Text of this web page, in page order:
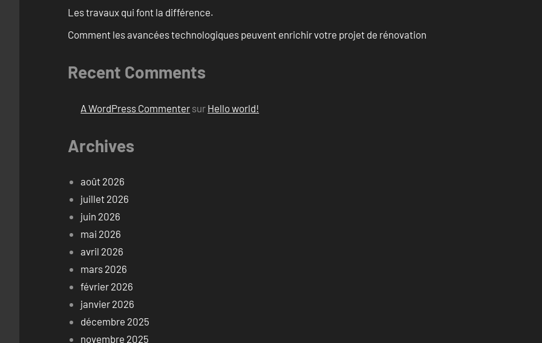
Les travaux qui font la différence.
Comment les avancées technologiques peuvent enrichir votre projet de rénovation
Recent Comments
A WordPress Commenter sur Hello world!
Archives
août 2026
juillet 2026
juin 2026
mai 2026
avril 2026
mars 2026
février 2026
janvier 2026
décembre 2025
novembre 2025